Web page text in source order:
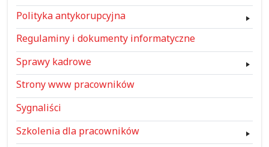
Polityka antykorupcyjna
Regulaminy i dokumenty informatyczne
Sprawy kadrowe
Strony www pracowników
Sygnaliści
Szkolenia dla pracowników